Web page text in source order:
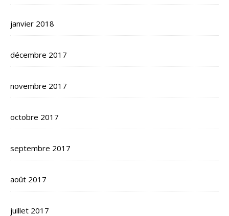
janvier 2018
décembre 2017
novembre 2017
octobre 2017
septembre 2017
août 2017
juillet 2017